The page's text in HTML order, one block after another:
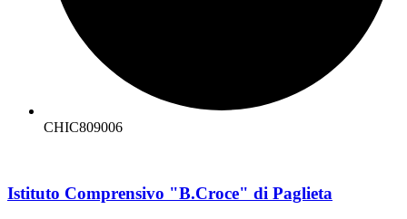
CHIC809006
Istituto Comprensivo "B.Croce" di Paglieta